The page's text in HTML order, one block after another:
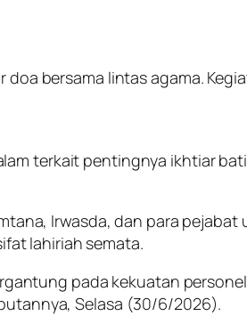
doa bersama lintas agama.
terkait pentingnya ikhtiar
Irwasda, dan para pejabat
lahiriah semata.
pada kekuatan
Selasa (30/6/2026).